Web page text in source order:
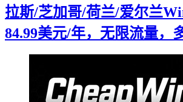
拉斯/芝加哥/荷兰/爱尔兰
84.99美元/年，无限流量，